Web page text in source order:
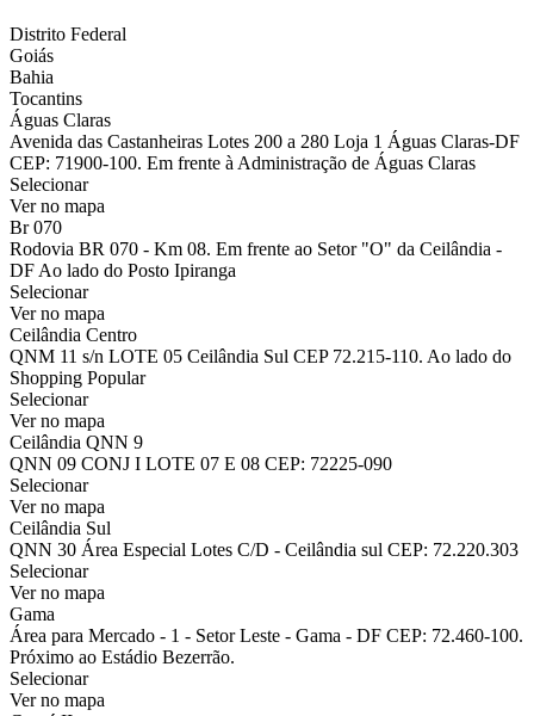
Distrito Federal
Goiás
Bahia
Tocantins
Águas Claras
Avenida das Castanheiras Lotes 200 a 280 Loja 1 Águas Claras-DF
CEP: 71900-100. Em frente à Administração de Águas Claras
Selecionar
Ver no mapa
Br 070
Rodovia BR 070 - Km 08. Em frente ao Setor "O" da Ceilândia -
DF Ao lado do Posto Ipiranga
Selecionar
Ver no mapa
Ceilândia Centro
QNM 11 s/n LOTE 05 Ceilândia Sul CEP 72.215-110. Ao lado do
Shopping Popular
Selecionar
Ver no mapa
Ceilândia QNN 9
QNN 09 CONJ I LOTE 07 E 08 CEP: 72225-090
Selecionar
Ver no mapa
Ceilândia Sul
QNN 30 Área Especial Lotes C/D - Ceilândia sul CEP: 72.220.303
Selecionar
Ver no mapa
Gama
Área para Mercado - 1 - Setor Leste - Gama - DF CEP: 72.460-100.
Próximo ao Estádio Bezerrão.
Selecionar
Ver no mapa